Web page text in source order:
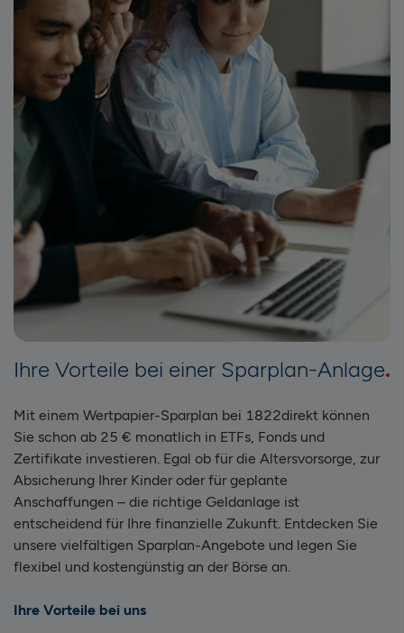
Ihre Vorteile bei einer Sparplan-Anlage
Mit einem Wertpapier-Sparplan bei 1822direkt können
Sie schon ab 25 € monatlich in ETFs, Fonds und
Zertifikate investieren. Egal ob für die Altersvorsorge, zur
Absicherung Ihrer Kinder oder für geplante
Anschaffungen – die richtige Geldanlage ist
entscheidend für Ihre finanzielle Zukunft. Entdecken Sie
unsere vielfältigen Sparplan-Angebote und legen Sie
flexibel und kostengünstig an der Börse an.
Ihre Vorteile bei uns